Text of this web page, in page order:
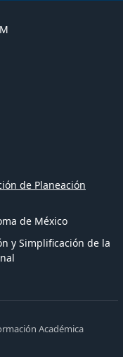
de Planeación
de México
y Simplificación de la
Académica